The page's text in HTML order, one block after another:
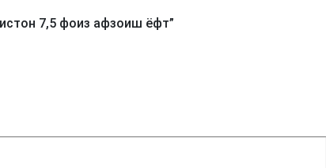
7,5 фоиз афзоиш ёфт”